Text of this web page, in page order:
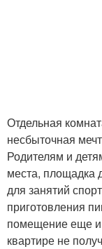
Отдельная
несбыточная
Родителям и
места, площадка
для занятий
приготовления
помещение еще и
квартире не